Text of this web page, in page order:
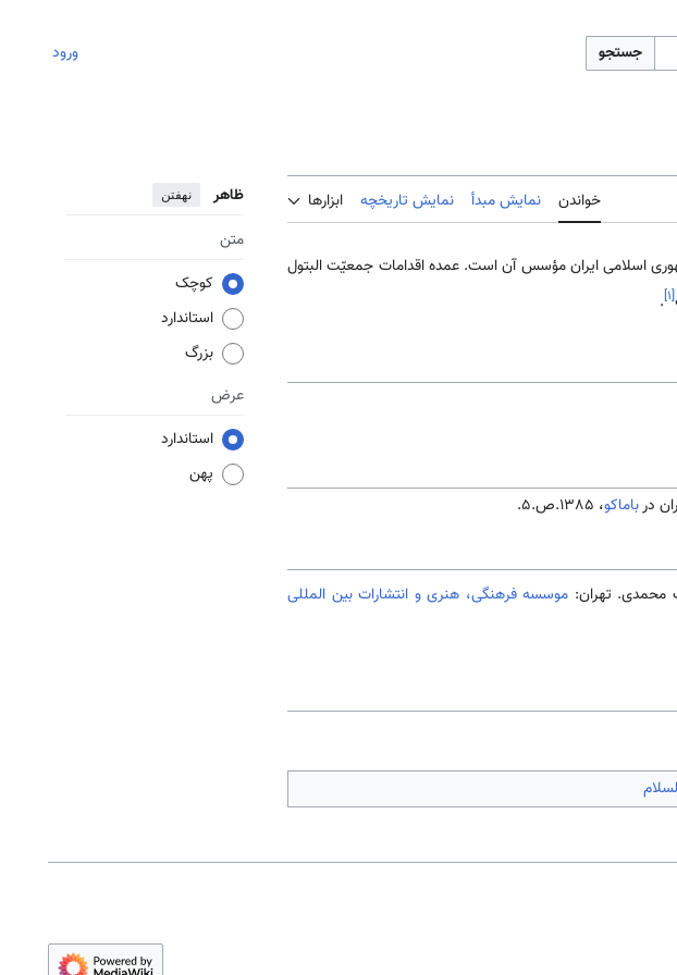
جستجو ورود
خواندن نمایش مبدأ نمایش تاریخچه ابزارها ظاهر نهفتن
متن
کوچک
استاندارد
بزرگ
عرض
استاندارد
پهن
اسلامی ‌ایران مؤسس آن است. عمده اقدامات جمعیّت البتول
[۱]
.
درباماکو، 1385.ص.5.
محمدی. تهران: موسسه فرهنگی، هنری و انتشارات بین المللی